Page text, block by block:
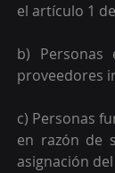
el artículo 1
b) Personas
proveedores
c) Personas
en razón de
asignación